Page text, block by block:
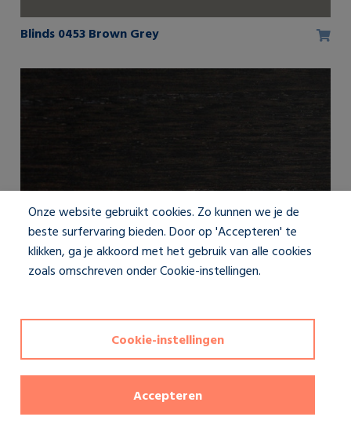
Blinds 0453 Brown Grey
Blinds 0420 Walnut
van 4 kleurstalen geselecteerd
Onze website gebruikt cookies. Zo kunnen we je de
beste surfervaring bieden. Door op 'Accepteren' te
klikken, ga je akkoord met het gebruik van alle cookies
zoals omschreven onder Cookie-instellingen.
Cookie-instellingen
Accepteren